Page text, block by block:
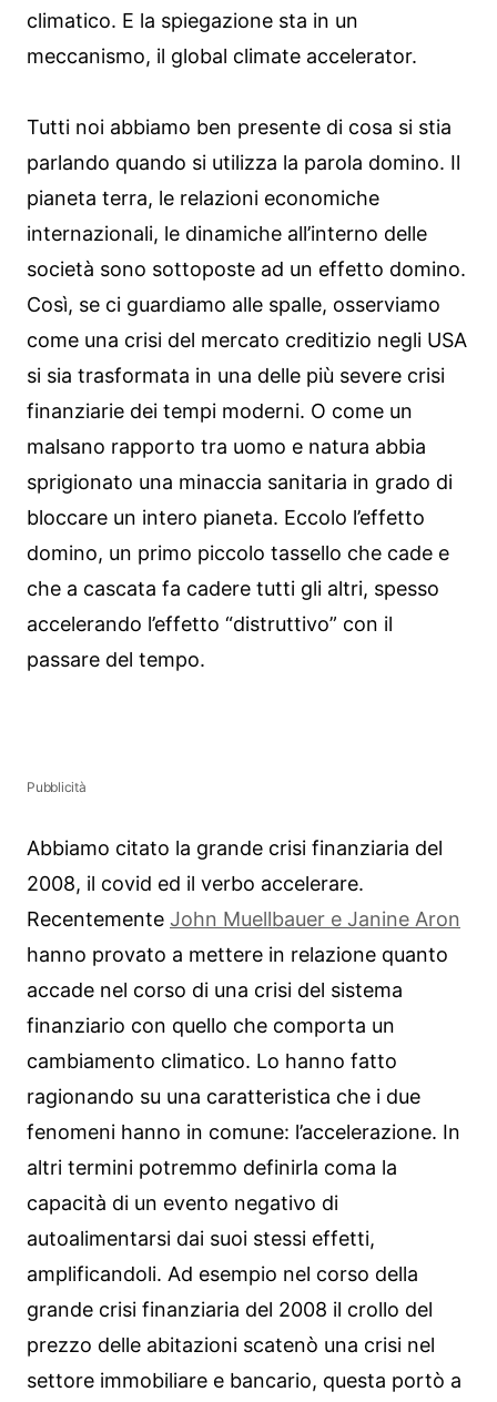
climatico. E la spiegazione sta in un
meccanismo, il global climate accelerator.
Tutti noi abbiamo ben presente di cosa si stia
parlando quando si utilizza la parola domino. Il
pianeta terra, le relazioni economiche
internazionali, le dinamiche all’interno delle
società sono sottoposte ad un effetto domino.
Così, se ci guardiamo alle spalle, osserviamo
come una crisi del mercato creditizio negli USA
si sia trasformata in una delle più severe crisi
finanziarie dei tempi moderni. O come un
malsano rapporto tra uomo e natura abbia
sprigionato una minaccia sanitaria in grado di
bloccare un intero pianeta. Eccolo l’effetto
domino, un primo piccolo tassello che cade e
che a cascata fa cadere tutti gli altri, spesso
accelerando l’effetto “distruttivo” con il
passare del tempo.
Pubblicità
Abbiamo citato la grande crisi finanziaria del
2008, il covid ed il verbo accelerare.
Recentemente John Muellbauer e Janine Aron
hanno provato a mettere in relazione quanto
accade nel corso di una crisi del sistema
finanziario con quello che comporta un
cambiamento climatico. Lo hanno fatto
ragionando su una caratteristica che i due
fenomeni hanno in comune: l’accelerazione. In
altri termini potremmo definirla coma la
capacità di un evento negativo di
autoalimentarsi dai suoi stessi effetti,
amplificandoli. Ad esempio nel corso della
grande crisi finanziaria del 2008 il crollo del
prezzo delle abitazioni scatenò una crisi nel
settore immobiliare e bancario, questa portò a